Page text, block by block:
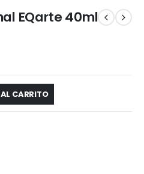
EQarte 40ml
CARRITO